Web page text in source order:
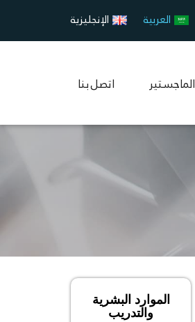
العربية الإنجليزية
الماجستير اتصل بنا
الموارد البشرية
والتدريب